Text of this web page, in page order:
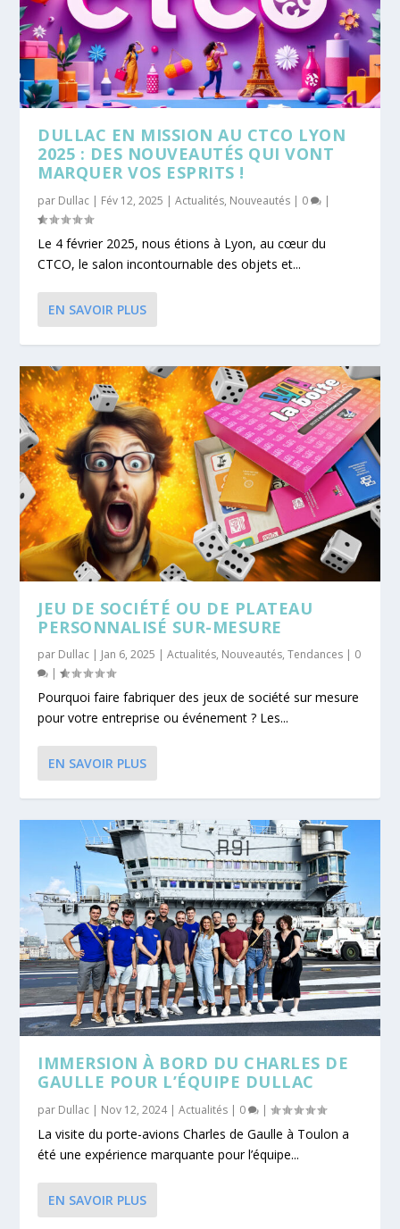
DULLAC EN MISSION AU CTCO LYON
2025 : DES NOUVEAUTÉS QUI VONT
MARQUER VOS ESPRITS !
par Dullac | Fév 12, 2025 |Actualités, Nouveautés | 0 |
Le 4 février 2025, nous étions à Lyon, au cœur du
CTCO, le salon incontournable des objets et...
EN SAVOIR PLUS
JEU DE SOCIÉTÉ OU DE PLATEAU
PERSONNALISÉ SUR-MESURE
par Dullac | Jan 6, 2025 |Actualités, Nouveautés,Tendances | 0
|
Pourquoi faire fabriquer des jeux de société sur mesure
pour votre entreprise ou événement ? Les...
EN SAVOIR PLUS
IMMERSION À BORD DU CHARLES DE
GAULLE POUR L’ÉQUIPE DULLAC
par Dullac | Nov 12, 2024|Actualités | 0 |
La visite du porte-avions Charles de Gaulle à Toulon a
été une expérience marquante pour l’équipe...
EN SAVOIR PLUS